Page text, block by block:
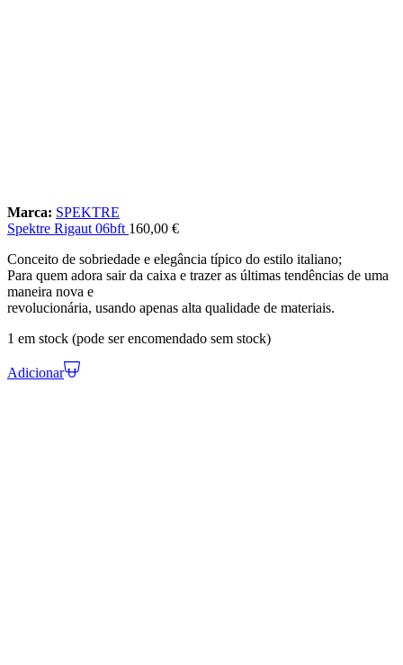
Marca: SPEKTRE
Spektre Rigaut 06bft 160,00 €
Conceito de sobriedade e elegância típico do estilo italiano;
Para quem adora sair da caixa e trazer as últimas tendências de uma
maneira nova e
revolucionária, usando apenas alta qualidade de materiais.
1 em stock (pode ser encomendado sem stock)
Adicionar